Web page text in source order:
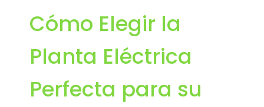
Cómo Elegir la
Planta Eléctrica
Perfecta para su